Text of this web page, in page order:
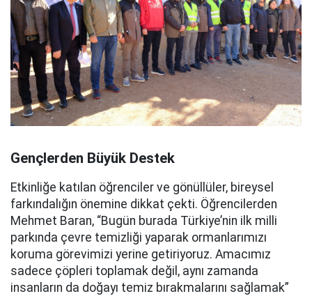
Gençlerden Büyük Destek
Etkinliğe katılan öğrenciler ve gönüllüler, bireysel
farkındalığın önemine dikkat çekti. Öğrencilerden
Mehmet Baran, “Bugün burada Türkiye’nin ilk milli
parkında çevre temizliği yaparak ormanlarımızı
koruma görevimizi yerine getiriyoruz. Amacımız
sadece çöpleri toplamak değil, aynı zamanda
insanların da doğayı temiz bırakmalarını sağlamak”